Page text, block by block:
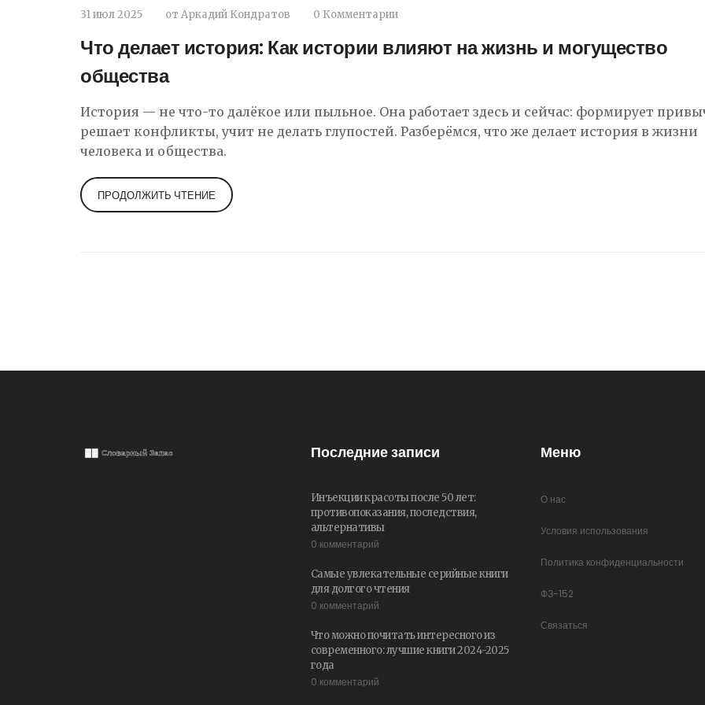
31 июл 2025 от Аркадий Кондратов 0 Комментарии
Что делает история: Как истории влияют на жизнь и могущество
общества
История — не что-то далёкое или пыльное. Она работает здесь и сейчас: формирует
решает конфликты, учит не делать глупостей. Разберёмся, что же делает история в жизни
человека и общества.
ПРОДОЛЖИТЬ ЧТЕНИЕ
Последние записи
Инъекции красоты после 50 лет:
противопоказания, последствия,
альтернативы
0 комментарий
Самые увлекательные серийные книги
для долгого чтения
0 комментарий
Что можно почитать интересного из
современного: лучшие книги 2024-2025
года
0 комментарий
Меню
О нас
Условия использования
Политика конфиденциальности
ФЗ-152
Связаться